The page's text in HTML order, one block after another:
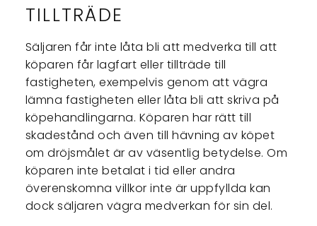
TILLTRÄDE
Säljaren får inte låta bli att medverka till att
köparen får lagfart eller tillträde till
fastigheten, exempelvis genom att vägra
lämna fastigheten eller låta bli att skriva på
köpehandlingarna. Köparen har rätt till
skadestånd och även till hävning av köpet
om dröjsmålet är av väsentlig betydelse. Om
köparen inte betalat i tid eller andra
överenskomna villkor inte är uppfyllda kan
dock säljaren vägra medverkan för sin del.